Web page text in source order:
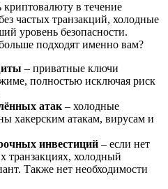
в течение
частых транзакций, холодные
уровень безопасности.
подходят именно вам?
– приватные ключи
полностью исключая риск
атак – холодные
хакерским атакам, вирусам и
инвестиций – если нет
транзакциях, холодный
Также нет необходимости